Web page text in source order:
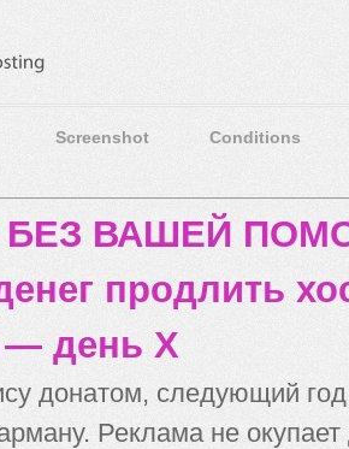
Screenshot Conditions
БЕЗ ВАШЕЙ
продлить
— день X
донатом, следующий
Реклама не